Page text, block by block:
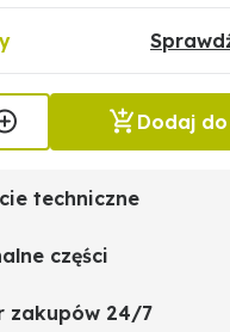
Dodaj
techniczne
części
zakupów 24/7